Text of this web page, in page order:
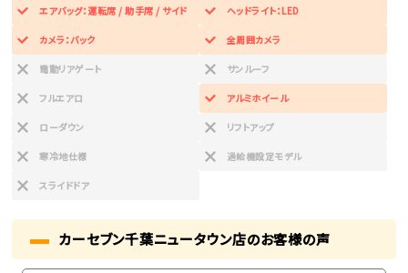
エアバッグ：運転席 / 助手席 / サイド ヘッドライト：LED
カメラ：バック 全周囲カメラ
電動リアゲート サンルーフ
フルエアロ アルミホイール
ローダウン リフトアップ
寒冷地仕様 過給機設定モデル
スライドドア
カーセブン千葉ニュータウン店のお客様の声